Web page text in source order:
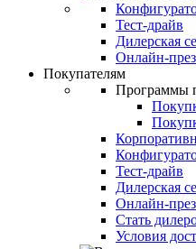
Тест-драйв
Дилерская
Онлайн-
Покупателям
Программы
Тест-драйв
Дилерская
Онлайн-
Стать
Условия